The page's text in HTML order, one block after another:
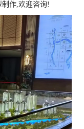
作,欢迎咨询!